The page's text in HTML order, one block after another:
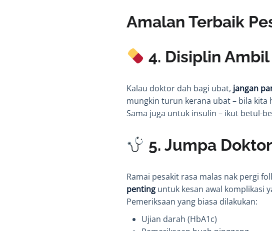
Amalan Terbaik
4. Disiplin
Kalau doktor dah bagi ubat, jangan
mungkin turun kerana ubat – bila kita
Sama juga untuk insulin – ikut betul-
5. Jumpa
Ramai pesakit rasa malas nak pergi
penting untuk kesan awal komplikasi
Pemeriksaan yang biasa dilakukan:
Ujian darah (HbA1c)